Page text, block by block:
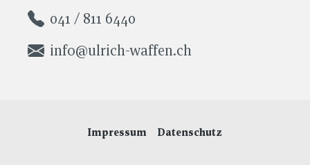
041 / 811 6440
info@ulrich-waffen.ch
Impressum Datenschutz